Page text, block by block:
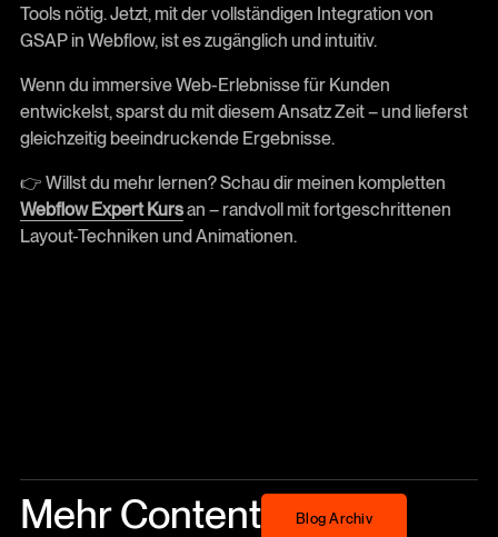
Tools nötig. Jetzt, mit der vollständigen Integration von
GSAP in Webflow, ist es zugänglich und intuitiv.
Wenn du immersive Web-Erlebnisse für Kunden
entwickelst, sparst du mit diesem Ansatz Zeit – und lieferst
gleichzeitig beeindruckende Ergebnisse.
👉 Willst du mehr lernen? Schau dir meinen kompletten
Webflow Expert Kursan – randvoll mit fortgeschrittenen
Layout-Techniken und Animationen.
Mehr Content Blog Archiv
Blog Archiv